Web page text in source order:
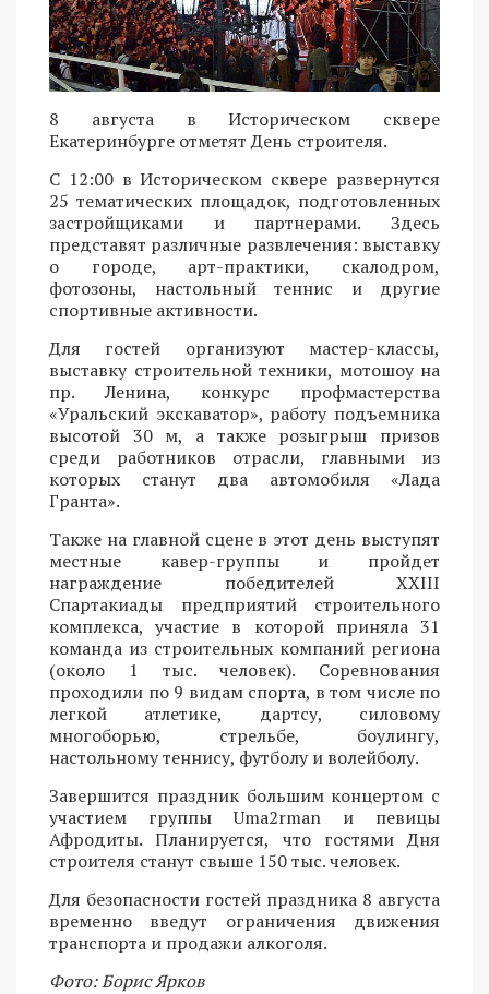
8 августа в Историческом сквере
Екатеринбурге отметят День строителя.
С 12:00 в Историческом сквере развернутся
25 тематических площадок, подготовленных
застройщиками и партнерами. Здесь
представят различные развлечения: выставку
о городе, арт-практики, скалодром,
фотозоны, настольный теннис и другие
спортивные активности.
Для гостей организуют мастер-классы,
выставку строительной техники, мотошоу на
пр. Ленина, конкурс профмастерства
«Уральский экскаватор», работу подъемника
высотой 30 м, а также розыгрыш призов
среди работников отрасли, главными из
которых станут два автомобиля «Лада
Гранта».
Также на главной сцене в этот день выступят
местные кавер-группы и пройдет
награждение победителей XXIII
Спартакиады предприятий строительного
комплекса, участие в которой приняла 31
команда из строительных компаний региона
(около 1 тыс. человек). Соревнования
проходили по 9 видам спорта, в том числе по
легкой атлетике, дартсу, силовому
многоборью, стрельбе, боулингу,
настольному теннису, футболу и волейболу.
Завершится праздник большим концертом с
участием группы Uma2rman и певицы
Афродиты. Планируется, что гостями Дня
строителя станут свыше 150 тыс. человек.
Для безопасности гостей праздника 8 августа
временно введут ограничения движения
транспорта и продажи алкоголя.
Фото: Борис Ярков